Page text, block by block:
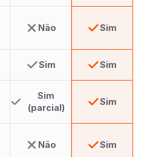
Não Sim
Sim Sim
Sim
(parcial)
Sim
Não Sim